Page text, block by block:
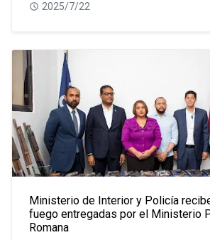
2025/7/22
Ministerio de Interior y Policía
fuego entregadas por el Ministerio
Romana